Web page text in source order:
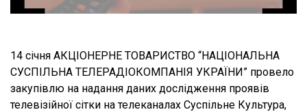
14 січня АКЦІОНЕРНЕ ТОВАРИСТВО “НАЦІОНАЛЬНА
СУСПІЛЬНА ТЕЛЕРАДІОКОМПАНІЯ УКРАЇНИ” провело
закупівлю на надання даних дослідження проявів
телевізійної сітки на телеканалах Суспільне Культура,